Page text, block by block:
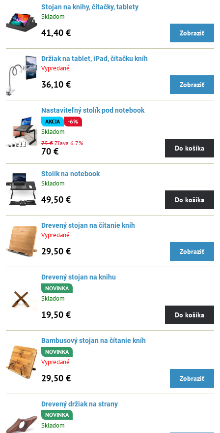
Stojan na knihy, čítačky, tablety
Skladom
41,40 € Zobraziť
Držiak na tablet, iPad, čítačku kníh
Vypredané
36,10 € Zobraziť
Nastaviteľný stolík pod notebook
AKCIA -6%
Skladom
70 €
75 € Zľava 6.7%
Do košíka
Stolík na notebook
Skladom
49,50 € Do košíka
Drevený stojan na čítanie kníh
Vypredané
29,50 € Zobraziť
Drevený stojan na knihu
NOVINKA
Skladom
19,50 € Do košíka
Bambusový stojan na čítanie kníh
NOVINKA
Vypredané
29,50 € Zobraziť
Drevený držiak na strany
NOVINKA
Skladom